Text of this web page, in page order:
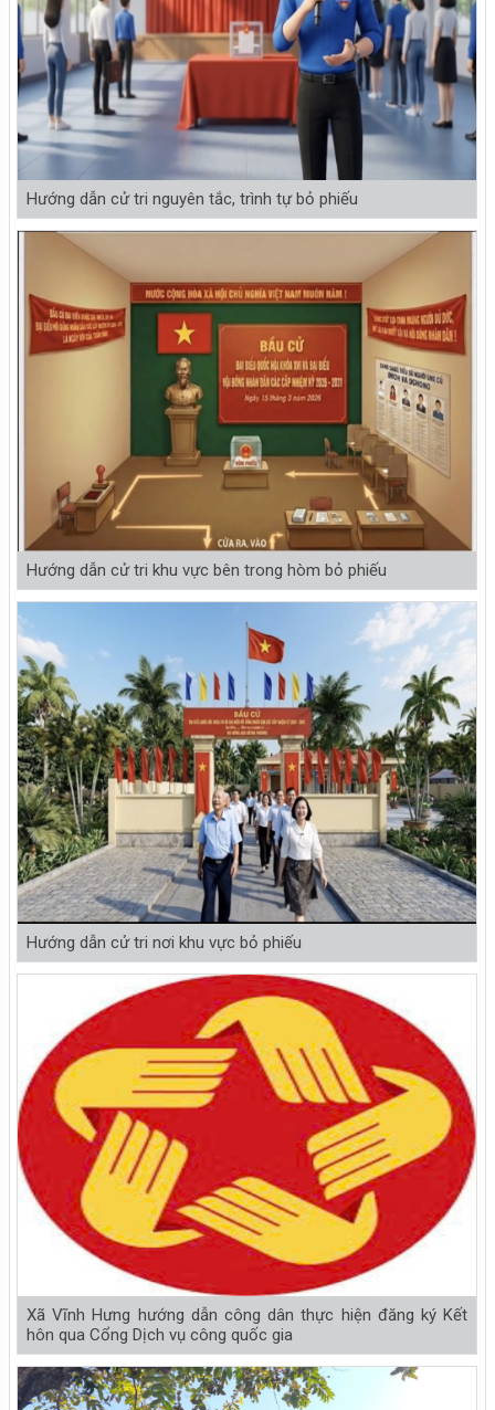
Hướng dẫn cử tri nguyên tắc, trình tự bỏ phiếu
Hướng dẫn cử tri khu vực bên trong hòm bỏ phiếu
Hướng dẫn cử tri nơi khu vực bỏ phiếu
Xã Vĩnh Hưng hướng dẫn công dân thực hiện đăng ký Kết
hôn qua Cổng Dịch vụ công quốc gia